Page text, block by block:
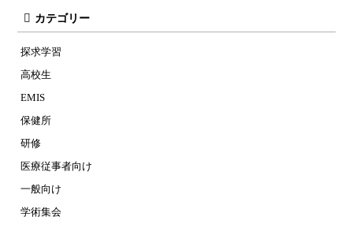
カテゴリー
探求学習
高校生
EMIS
保健所
研修
医療従事者向け
一般向け
学術集会